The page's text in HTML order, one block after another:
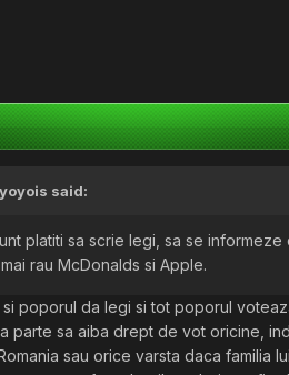
yoyois said:
platiti sa scrie legi, sa se
rau McDonalds si Apple.
poporul da legi si tot poporul
parte sa aiba drept de vot oricine,
sau orice varsta daca familia